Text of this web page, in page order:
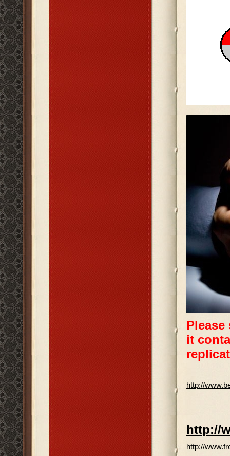
Please
it
http://
http://
http://